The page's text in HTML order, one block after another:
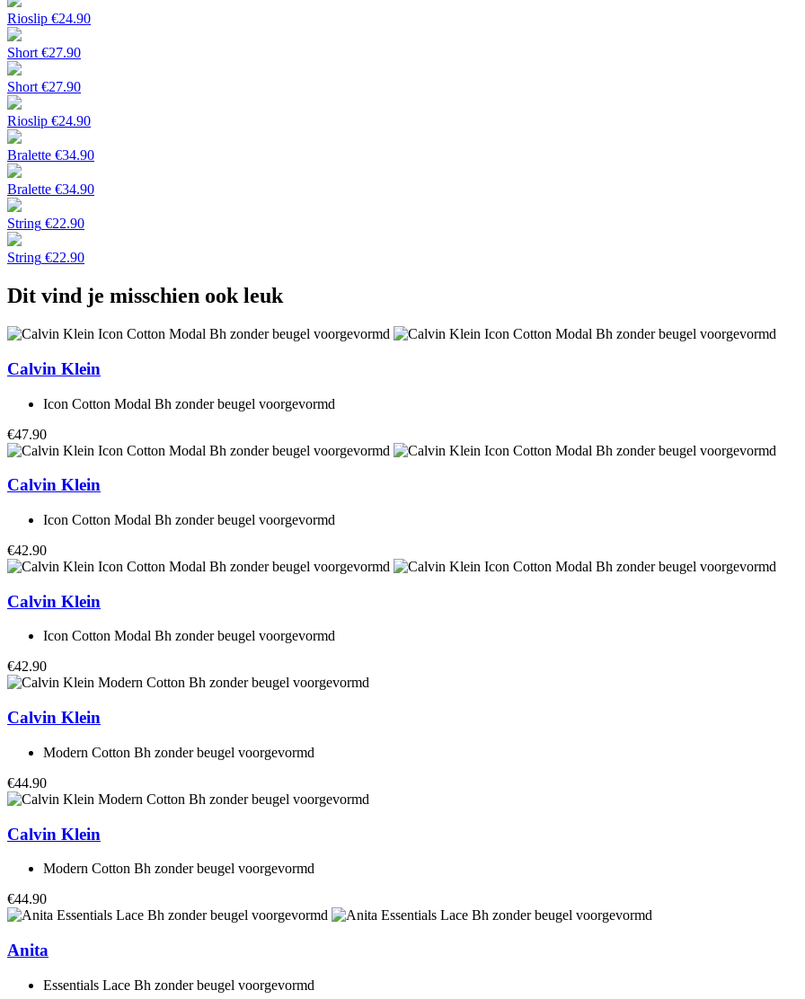
Rioslip €24.90
Short €27.90
Short €27.90
Rioslip €24.90
Bralette €34.90
Bralette €34.90
String €22.90
String €22.90
Dit vind je misschien ook leuk
Calvin Klein
Icon Cotton Modal Bh zonder beugel voorgevormd
€47.90
Calvin Klein
Icon Cotton Modal Bh zonder beugel voorgevormd
€42.90
Calvin Klein
Icon Cotton Modal Bh zonder beugel voorgevormd
€42.90
Calvin Klein
Modern Cotton Bh zonder beugel voorgevormd
€44.90
Calvin Klein
Modern Cotton Bh zonder beugel voorgevormd
€44.90
Anita
Essentials Lace Bh zonder beugel voorgevormd